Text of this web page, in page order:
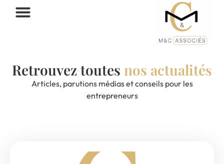
Retrouvez toutes nos actualités
Articles, parutions médias et conseils pour les
entrepreneurs